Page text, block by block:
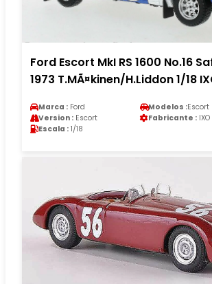
Ford Escort MkI RS 1600 No.16
1973 T.MÃ¤kinen/H.Liddon 1/18
Marca : Ford Modelos :Escort
Version : Escort Fabricante : IXO
Escala : 1/18